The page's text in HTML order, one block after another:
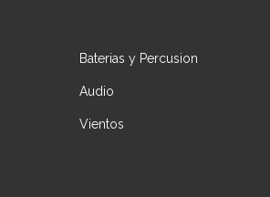
Baterias y Percusion
Audio
Vientos